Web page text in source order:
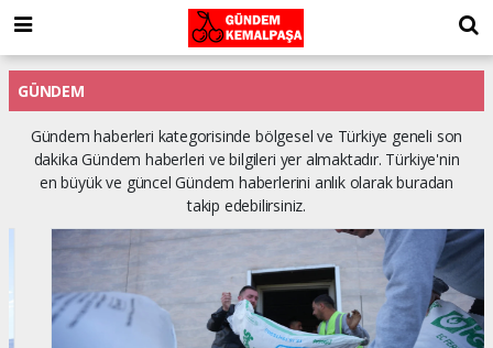
GÜNDEM
Gündem haberleri kategorisinde bölgesel ve Türkiye geneli son
dakika Gündem haberleri ve bilgileri yer almaktadır. Türkiye'nin
en büyük ve güncel Gündem haberlerini anlık olarak buradan
takip edebilirsiniz.